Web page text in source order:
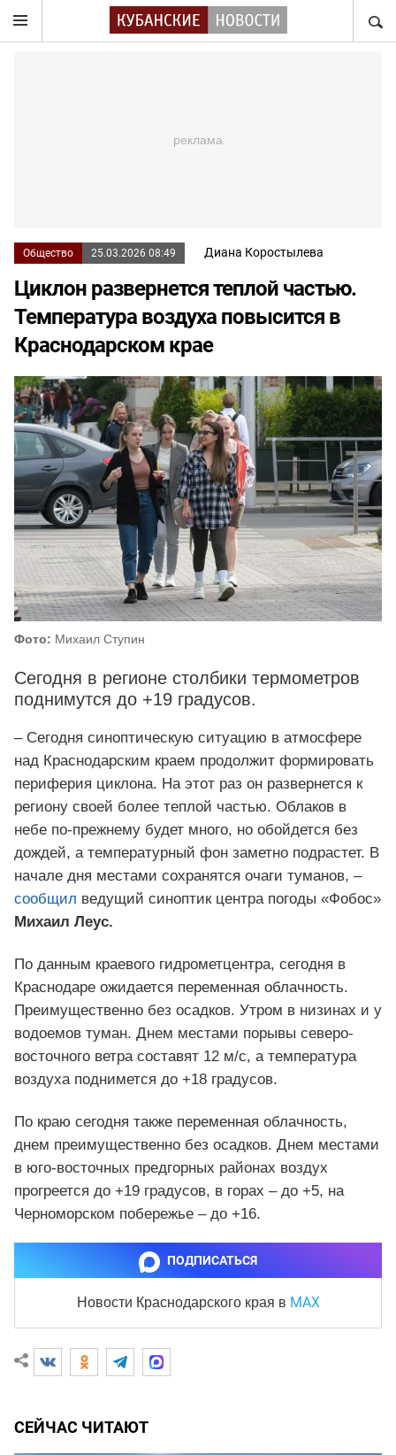
Общество 25.03.2026 08:49 Диана Коростылева
Циклон развернется теплой частью.
Температура воздуха повысится в
Краснодарском крае
Фото: Михаил Ступин
Сегодня в регионе столбики термометров
поднимутся до +19 градусов.
– Сегодня синоптическую ситуацию в атмосфере
над Краснодарским краем продолжит формировать
периферия циклона. На этот раз он развернется к
региону своей более теплой частью. Облаков в
небе по-прежнему будет много, но обойдется без
дождей, а температурный фон заметно подрастет. В
начале дня местами сохранятся очаги туманов, –
сообщил ведущий синоптик центра погоды «Фобос»
Михаил Леус.
По данным краевого гидрометцентра, сегодня в
Краснодаре ожидается переменная облачность.
Преимущественно без осадков. Утром в низинах и у
водоемов туман. Днем местами порывы северо-
восточного ветра составят 12 м/с, а температура
воздуха поднимется до +18 градусов.
По краю сегодня также переменная облачность,
днем преимущественно без осадков. Днем местами
в юго-восточных предгорных районах воздух
прогреется до +19 градусов, в горах – до +5, на
Черноморском побережье – до +16.
ПОДПИСАТЬСЯ
Новости Краснодарского края в MAX
СЕЙЧАС ЧИТАЮТ